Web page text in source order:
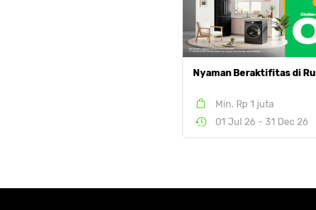
Nyaman Beraktifitas di
Min. Rp 1 juta
01 Jul 26 - 31 Dec 26